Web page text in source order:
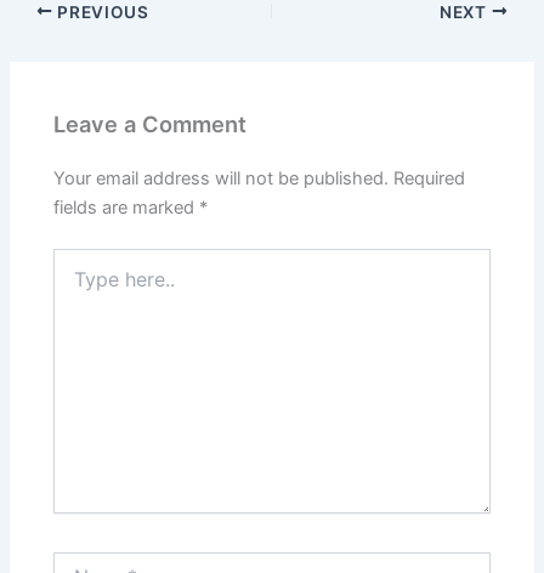
o
o
l
p o
k
er
PREVIOUS NEXT
Leave a Comment
Your email address will not be published. Required
fields are marked *
here..